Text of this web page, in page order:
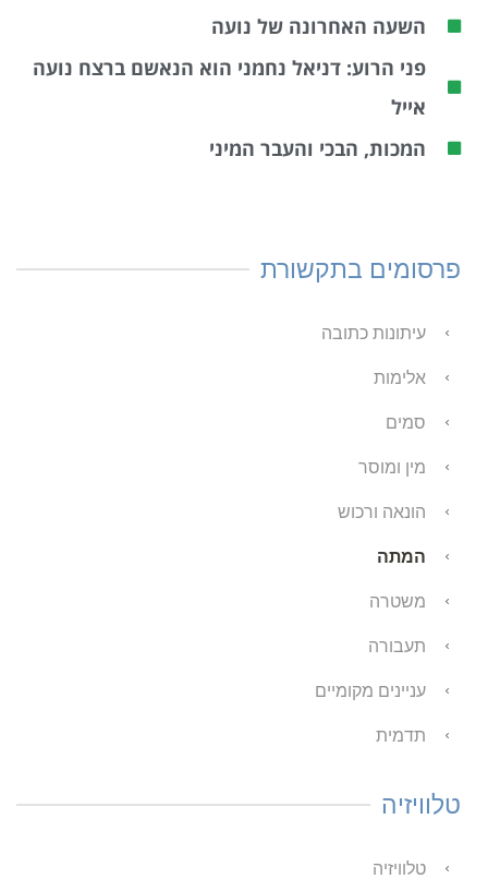
השעה האחרונה של נועה
פני הרוע: דניאל נחמני הוא הנאשם ברצח נועה
אייל
המכות, הבכי והעבר המיני
פרסומים בתקשורת
עיתונות כתובה
אלימות
סמים
מין ומוסר
הונאה ורכוש
המתה
משטרה
תעבורה
עניינים מקומיים
תדמית
טלוויזיה
טלוויזיה